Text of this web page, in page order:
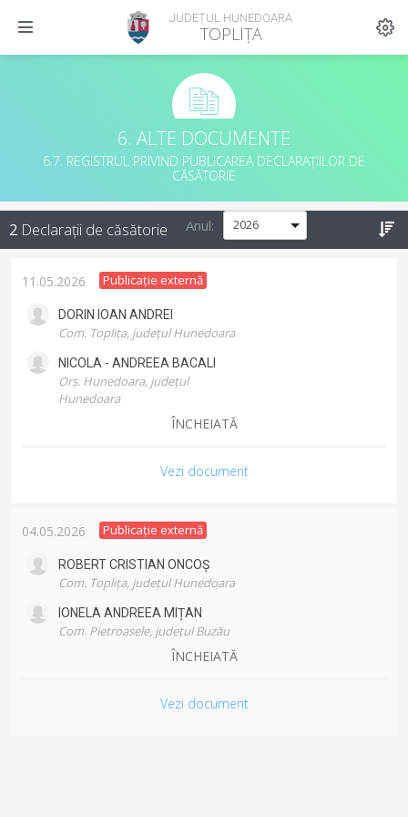
JUDEȚUL HUNEDOARA
TOPLIȚA
6. ALTE DOCUMENTE
6.7. REGISTRUL PRIVIND PUBLICAREA DECLARAȚIILOR DE
CĂSĂTORIE
2 Declarații de căsătorie Anul:
11.05.2026 Publicație externă
DORIN IOAN ANDREI
Com. Toplița, județul Hunedoara
NICOLA - ANDREEA BACALI
Orș. Hunedoara, județul
Hunedoara
ÎNCHEIATĂ
Vezi document
04.05.2026 Publicație externă
ROBERT CRISTIAN ONCOȘ
Com. Toplița, județul Hunedoara
IONELA ANDREEA MIȚAN
Com. Pietroasele, județul Buzău
ÎNCHEIATĂ
Vezi document